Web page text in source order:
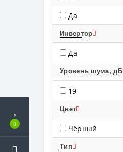
0
Да
Инвертор
Да
Уровень шума, дБ
19
Цвет
Чёрный
Тип